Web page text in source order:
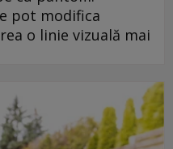
pot modifica
o linie vizuală mai